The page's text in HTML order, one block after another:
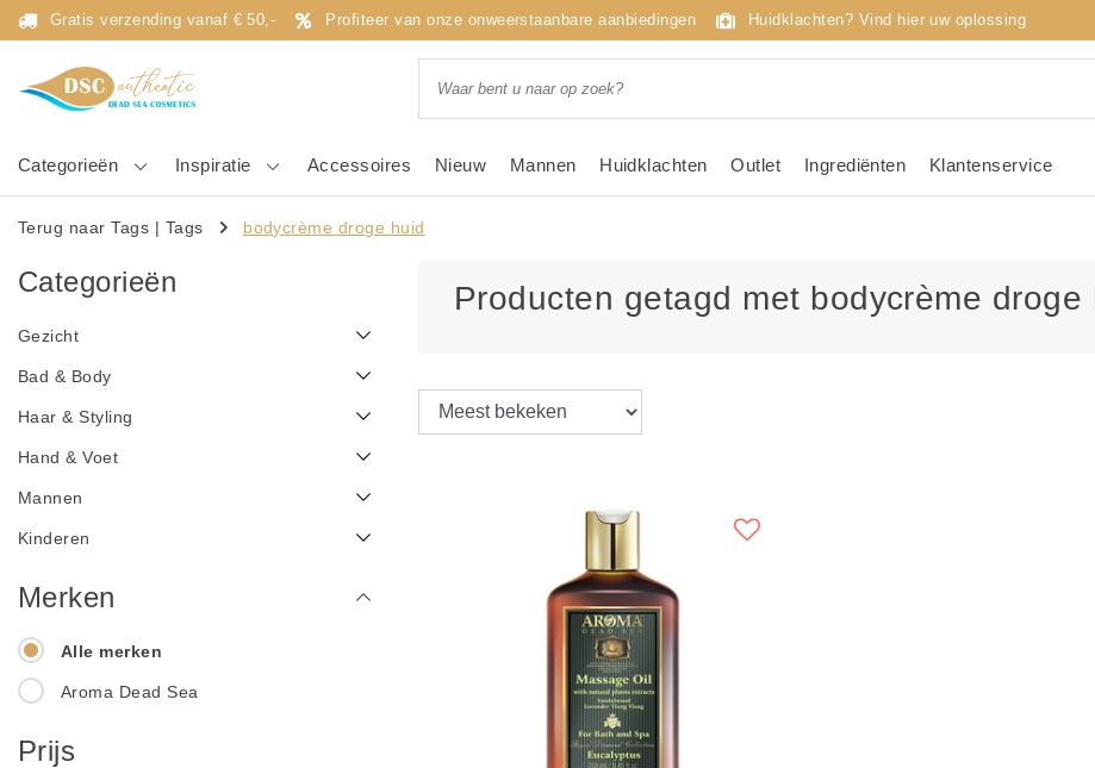
Gratis verzending vanaf € 50,- Profiteer van onze onweerstaanbare aanbiedingen Huidklachten? Vind hier uw oplossing
Categorieën Inspiratie Accessoires Nieuw Mannen Huidklachten Outlet Ingrediënten Klantenservice
Terug naar Tags | Tags bodycrème droge huid
Categorieën
Gezicht
Bad & Body
Haar & Styling
Hand & Voet
Mannen
Kinderen
Merken
Alle merken
Aroma Dead Sea
Prijs
Producten getagd met bodycrème droge